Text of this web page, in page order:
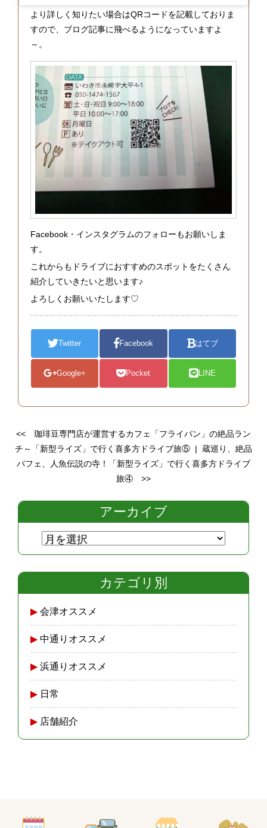
カテゴリ別
会津オススメ
中通りオススメ
浜通りオススメ
日常
店舗紹介
アーカイブ
より詳しく知りたい場合はQRコードを記載しておりま
すので、ブログ記事に飛べるようになっていますよ
～。
Facebook・インスタグラムのフォローもお願いしま
す。
これからもドライブにおすすめのスポットをたくさん
紹介していきたいと思います♪
よろしくお願いいたします♡
Twitter Facebook はてブ
Google+ Pocket LINE
<< 珈琲豆専門店が運営するカフェ「フライパン」の絶品ラン
チ～「新型ライズ」で行く喜多方ドライブ旅⑤ | 蔵巡り、絶品
パフェ、人魚伝説の寺！「新型ライズ」で行く喜多方ドライブ
旅④ >>